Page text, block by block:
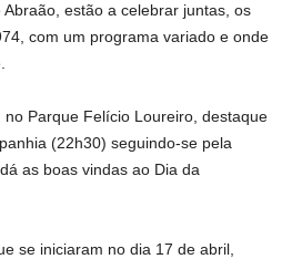
estão a celebrar juntas, os
com um programa variado e onde
Parque Felício Loureiro, destaque
(22h30) seguindo-se pela
as boas vindas ao Dia da
se iniciaram no dia 17 de abril,